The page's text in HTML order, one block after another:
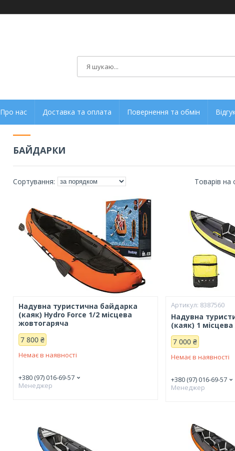
Про нас Доставка та оплата Повернення та обмін
БАЙДАРКИ
Надувна туристична байдарка
(каяк) Hydro Force 1/2 місцева
жовтогаряча
7 800 ₴
Немає в наявності
+380 (97) 016-69-57
Менеджер
8387560
Надувна
(каяк) 1
7 000 ₴
Немає в наявності
+380 (97) 016-69-57
Менеджер